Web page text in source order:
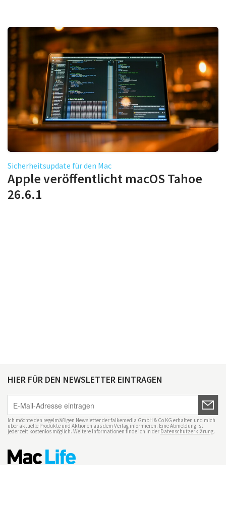
Sicherheitsupdate für den Mac
Apple veröffentlicht macOS Tahoe
26.6.1
HIER FÜR DEN NEWSLETTER EINTRAGEN
Ich möchte den regelmäßigen Newsletter der falkemedia GmbH & Co KG erhalten und mich
über aktuelle Produkte und Aktionen aus dem Verlag informieren. Eine Abmeldung ist
jederzeit kostenlos möglich. Weitere Informationen finde ich in der Datenschutzerklärung.